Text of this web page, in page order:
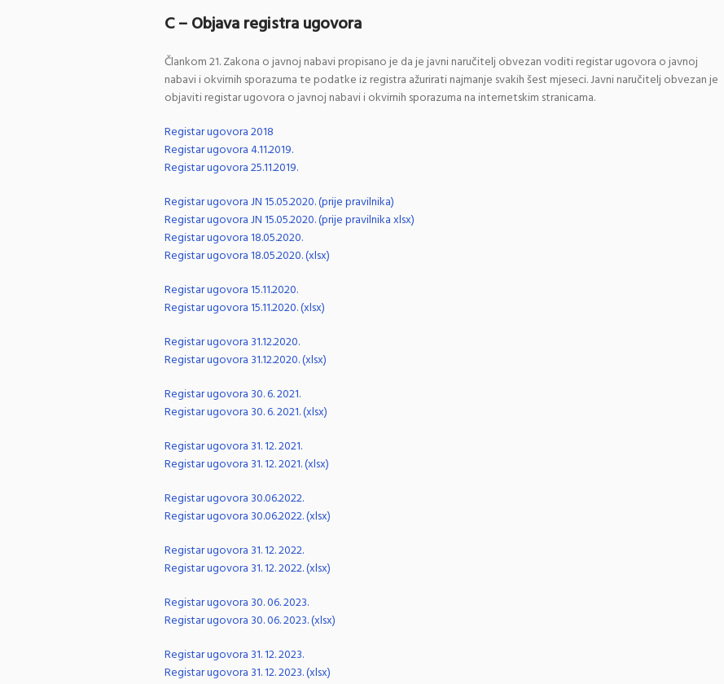
C – Objava registra ugovora
Člankom 21. Zakona o javnoj nabavi propisano je da je javni naručitelj obvezan voditi registar ugovora o javnoj
nabavi i okvirnih sporazuma te podatke iz registra ažurirati najmanje svakih šest mjeseci. Javni naručitelj obvezan je
objaviti registar ugovora o javnoj nabavi i okvirnih sporazuma na internetskim stranicama.
Registar ugovora 2018
Registar ugovora 4.11.2019.
Registar ugovora 25.11.2019.
Registar ugovora JN 15.05.2020. (prije pravilnika)
Registar ugovora JN 15.05.2020. (prije pravilnika xlsx)
Registar ugovora 18.05.2020.
Registar ugovora 18.05.2020. (xlsx)
Registar ugovora 15.11.2020.
Registar ugovora 15.11.2020. (xlsx)
Registar ugovora 31.12.2020.
Registar ugovora 31.12.2020. (xlsx)
Registar ugovora 30. 6. 2021.
Registar ugovora 30. 6. 2021. (xlsx)
Registar ugovora 31. 12. 2021.
Registar ugovora 31. 12. 2021. (xlsx)
Registar ugovora 30.06.2022.
Registar ugovora 30.06.2022. (xlsx)
Registar ugovora 31. 12. 2022.
Registar ugovora 31. 12. 2022. (xlsx)
Registar ugovora 30. 06. 2023.
Registar ugovora 30. 06. 2023. (xlsx)
Registar ugovora 31. 12. 2023.
Registar ugovora 31. 12. 2023. (xlsx)